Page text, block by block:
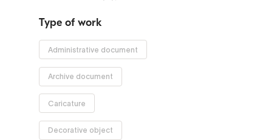
Type of work
le filtre
Administrative document
le filtre
Archive document
le filtre
Caricature
le filtre
Decorative object